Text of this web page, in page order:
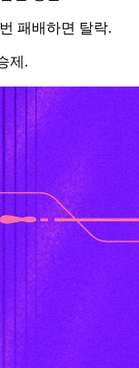
패배하면 탈락.
제.